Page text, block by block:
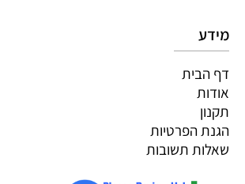
מידע
דף הבית
אודות
תקנון
הגנת הפרטיות
שאלות תשובות